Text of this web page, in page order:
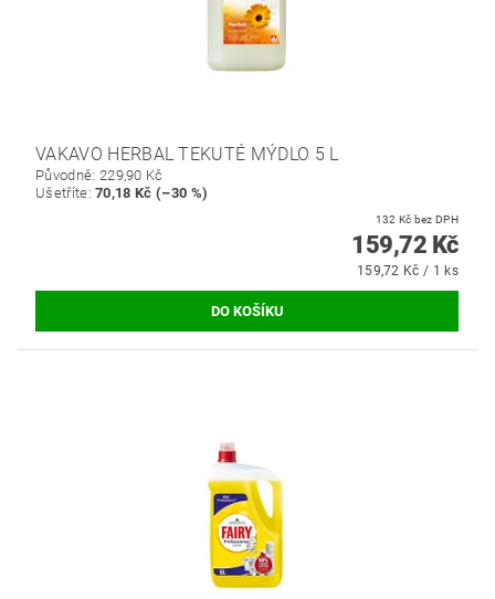
VAKAVO HERBAL TEKUTÉ MÝDLO 5 L
Původně: 229,90 Kč
Ušetříte:70,18 Kč (–30 %)
132 Kč bez DPH
159,72 Kč
159,72 Kč / 1 ks